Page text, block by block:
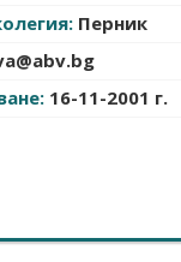
Перник
16-11-2001 г.